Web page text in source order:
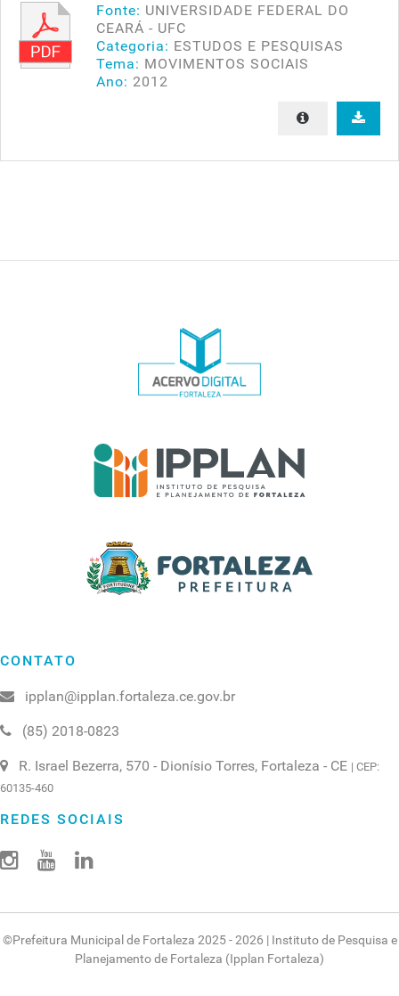
Fonte: UNIVERSIDADE FEDERAL DO
CEARÁ - UFC
Categoria: ESTUDOS E PESQUISAS
Tema: MOVIMENTOS SOCIAIS
Ano: 2012
CONTATO
ipplan@ipplan.fortaleza.ce.gov.br
(85) 2018-0823
R. Israel Bezerra, 570 - Dionísio Torres, Fortaleza - CE | CEP:
60135-460
REDES SOCIAIS
©Prefeitura Municipal de Fortaleza 2025 - 2026 | Instituto de Pesquisa e
Planejamento de Fortaleza (Ipplan Fortaleza)